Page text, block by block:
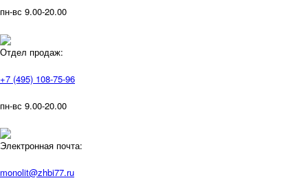
пн-вс 9.00-20.00
Отдел продаж:
+7 (495) 108-75-96
пн-вс 9.00-20.00
Электронная почта:
monolit@zhbi77.ru